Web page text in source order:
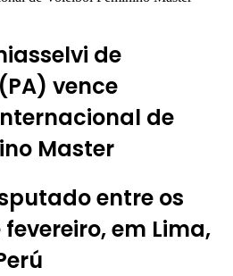
de
vence
de
Master
entre os
em Lima,